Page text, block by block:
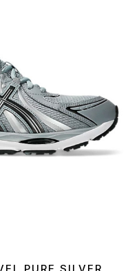
PURE SILVER